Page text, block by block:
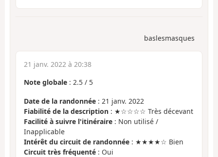
baslesmasques
21 janv. 2022 à 20:38
Note globale : 2.5 / 5
Date de la randonnée : 21 janv. 2022
Fiabilité de la description : ★☆☆☆☆ Très décevant
Facilité à suivre l'itinéraire : Non utilisé /
Inapplicable
Intérêt du circuit de randonnée : ★★★★☆ Bien
Circuit très fréquenté : Oui